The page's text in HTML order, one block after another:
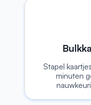
Stapel
minuten